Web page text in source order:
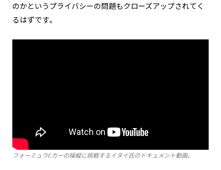
のかというプライバシーの問題もクローズアップされてく
るはずです。
フォーミュラEカーの操縦に挑戦するイタイ氏のドキュメント動画。